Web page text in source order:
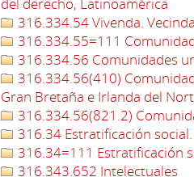
316.334.54 Vivenda.
316.334.55=111
316.334.56 Comunidades
316.334.56(410)
Gran Bretaña e Irlanda del
316.334.56(821.2)
316.34 Estratificación
316.34=111 Estratificación
316.343.652 Intelectuales